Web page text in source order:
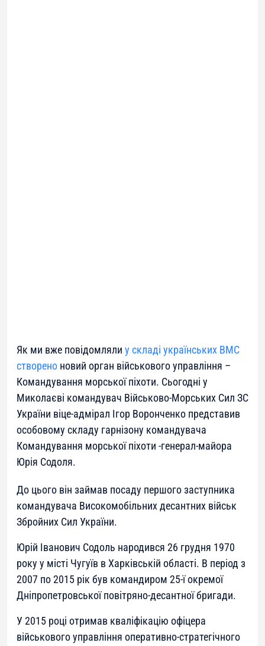
Як ми вже повідомляли у складі українських ВМС
створено новий орган військового управління –
Командування морської піхоти. Сьогодні у
Миколаєві командувач Військово-Морських Сил ЗС
України віце-адмірал Ігор Воронченко представив
особовому складу гарнізону командувача
Командування морської піхоти -генерал-майора
Юрія Содоля.
До цього він займав посаду першого заступника
командувача Високомобільних десантних військ
Збройних Сил України.
Юрій Іванович Содоль народився 26 грудня 1970
року у місті Чугуїв в Харківській області. В період з
2007 по 2015 рік був командиром 25-ї окремої
Дніпропетровської повітряно-десантної бригади.
У 2015 році отримав кваліфікацію офіцера
військового управління оперативно-стратегічного